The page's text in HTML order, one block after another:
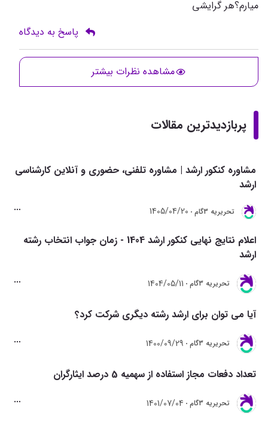
ميارم؟هر گرايشي
پاسخ به دیدگاه
مشاهده نظرات بیشتر
پربازدیدترین مقالات
مشاوره کنکور ارشد | مشاوره تلفنی، حضوری و آنلاین کارشناسی
ارشد
تحريريه 3گام 1405/04/20
اعلام نتایج نهایی کنکور ارشد 1404 - زمان جواب انتخاب رشته
ارشد
تحريريه 3گام 1404/05/11
آیا می توان برای ارشد رشته دیگری شرکت کرد؟
تحريريه 3گام 1400/09/29
تعداد دفعات مجاز استفاده از سهمیه 5 درصد ایثارگران
تحريريه 3گام 1401/07/04